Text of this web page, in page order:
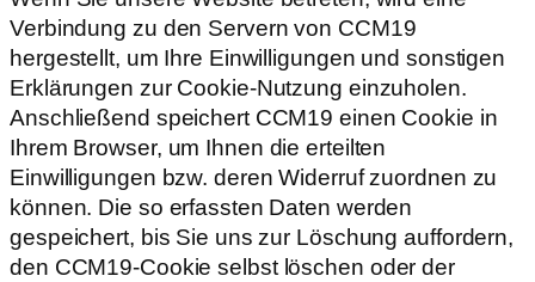
Verbindung zu den Servern von CCM19
hergestellt, um Ihre Einwilligungen und sonstigen
Erklärungen zur Cookie-Nutzung einzuholen.
Anschließend speichert CCM19 einen Cookie in
Ihrem Browser, um Ihnen die erteilten
Einwilligungen bzw. deren Widerruf zuordnen zu
können. Die so erfassten Daten werden
gespeichert, bis Sie uns zur Löschung auffordern,
den CCM19-Cookie selbst löschen oder der